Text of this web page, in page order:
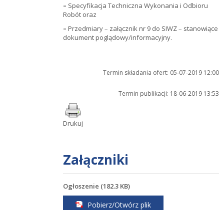
– Specyfikacja Techniczna Wykonania i Odbioru
Robót oraz
– Przedmiary – załącznik nr 9 do SIWZ – stanowiące
dokument poglądowy/informacyjny.
Termin składania ofert: 05-07-2019 12:00
Termin publikacji: 18-06-2019 13:53
Drukuj
załączniki
Ogłoszenie (182.3 KB)
Pobierz/Otwórz plik